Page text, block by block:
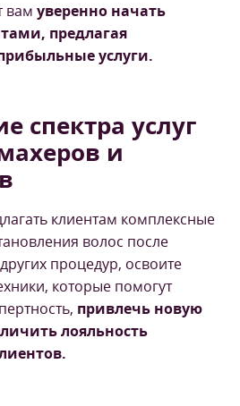
вам уверенно начать
предлагая
услуги.
спектра услуг
и
клиентам комплексные
волос после
процедур, освоите
которые помогут
привлечь новую
лояльность